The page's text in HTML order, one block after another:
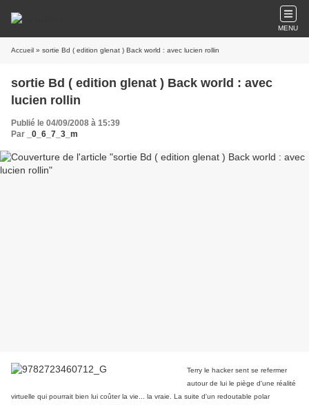
MENU
Accueil » sortie Bd ( edition glenat ) Back world : avec lucien rollin
sortie Bd ( edition glenat ) Back world : avec
lucien rollin
Publié le 04/09/2008 à 15:39
Par
_0_6_7_3_m
Terry le hacker sent se refermer
autour de lui le piège d'une réalité
virtuelle qui pourrait bien lui coûter la vie... la vraie. La suite d'un redoutable polar